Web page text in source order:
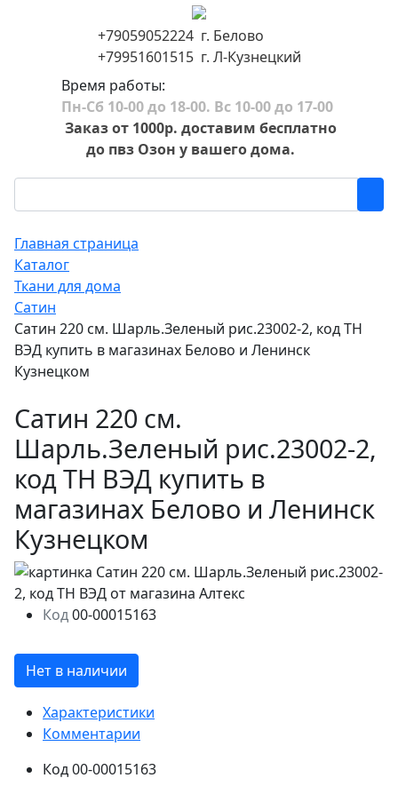
+79059052224 г. Белово
+79951601515 г. Л-Кузнецкий
Время работы:
Пн-Сб 10-00 до 18-00. Вс 10-00 до 17-00
Заказ от 1000р. доставим бесплатно
до пвз Озон у вашего дома.
Главная страница
Каталог
Ткани для дома
Сатин
Сатин 220 см. Шарль.Зеленый рис.23002-2, код ТН
ВЭД купить в магазинах Белово и Ленинск
Кузнецком
Сатин 220 см.
Шарль.Зеленый рис.23002-2,
код ТН ВЭД купить в
магазинах Белово и Ленинск
Кузнецком
Код00-00015163
Нет в наличии
Характеристики
Комментарии
Код00-00015163